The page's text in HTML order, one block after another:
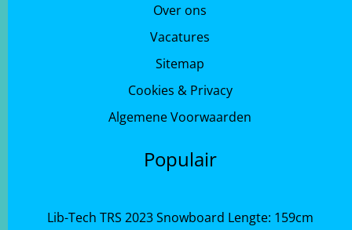
Over ons
Vacatures
Sitemap
Cookies & Privacy
Algemene Voorwaarden
Populair
Lib-Tech TRS 2023 Snowboard Lengte: 159cm